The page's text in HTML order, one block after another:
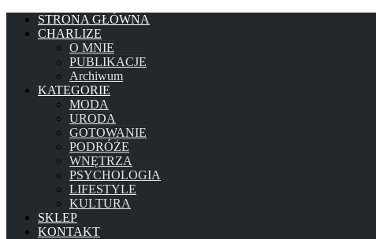
STRONA GŁÓWNA
CHARLIZE
O MNIE
PUBLIKACJE
Archiwum
KATEGORIE
MODA
URODA
GOTOWANIE
PODRÓŻE
WNĘTRZA
PSYCHOLOGIA
LIFESTYLE
KULTURA
SKLEP
KONTAKT